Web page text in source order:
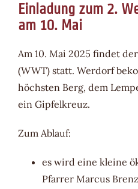
Einladung zum 2.
am 10. Mai
Am 10. Mai 2025 findet
(WWT) statt. Werdorf
höchsten Berg, dem
ein Gipfelkreuz.
Zum Ablauf:
es wird eine kleine
Pfarrer Marcus